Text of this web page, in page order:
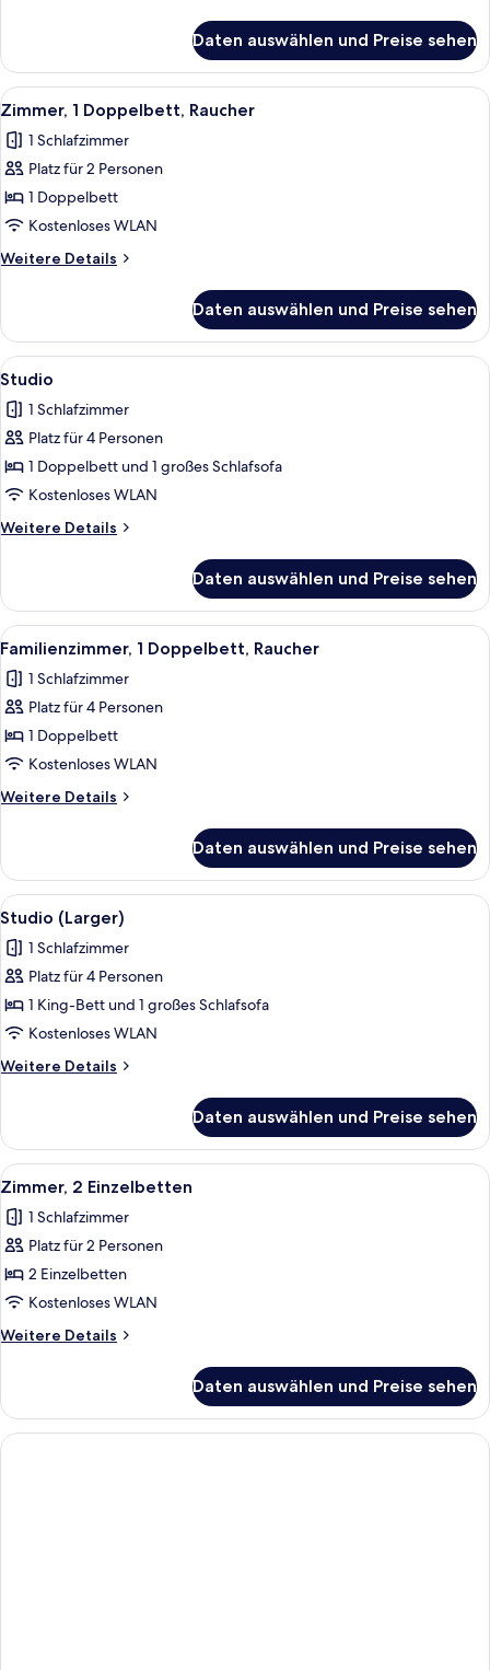
1
Doppelbett
Daten auswählen und Preise sehen
Alle
Fotos
für
Zimmer,
1
Doppelbett,
Raucher
anzeigen
Ein Hotelzimmer mit Bett,
9
Zimmer, 1 Doppelbett, Raucher
1 Schlafzimmer
Platz für 2 Personen
1 Doppelbett
Kostenloses WLAN
Weitere Details
Weitere
1
Doppelbett,
Raucher
Daten auswählen und Preise sehen
Alle
Fotos
für
Studio
anzeigen
Ein modernes Hotelzimmer mit
5
Studio
1 Schlafzimmer
Platz für 4 Personen
1 Doppelbett und 1 großes Schlafsofa
Kostenloses WLAN
Weitere Details
Weitere
Daten auswählen und Preise sehen
Alle
Fotos
für
Familienzimmer,
1
Doppelbett,
Raucher
anzeigen
Ein Hotelzimmer mit Etagenbetten,
11
Familienzimmer, 1 Doppelbett, Raucher
1 Schlafzimmer
Platz für 4 Personen
1 Doppelbett
Kostenloses WLAN
Weitere Details
Weitere
1
Doppelbett,
Raucher
Daten auswählen und Preise sehen
Alle
Fotos
für
Studio
(Larger)
anzeigen
Ein Hotelzimmer mit Bett,
9
Studio (Larger)
1 Schlafzimmer
Platz für 4 Personen
1 King-Bett und 1 großes Schlafsofa
Kostenloses WLAN
Weitere Details
Weitere
(Larger)
Daten auswählen und Preise sehen
Alle
Fotos
für
Zimmer,
2 Einzelbetten
anzeigen
Ein kleines Hotelzimmer mit einem
7
Zimmer, 2 Einzelbetten
1 Schlafzimmer
Platz für 2 Personen
2 Einzelbetten
Kostenloses WLAN
Weitere Details
Weitere
2 Einzelbetten
Daten auswählen und Preise sehen